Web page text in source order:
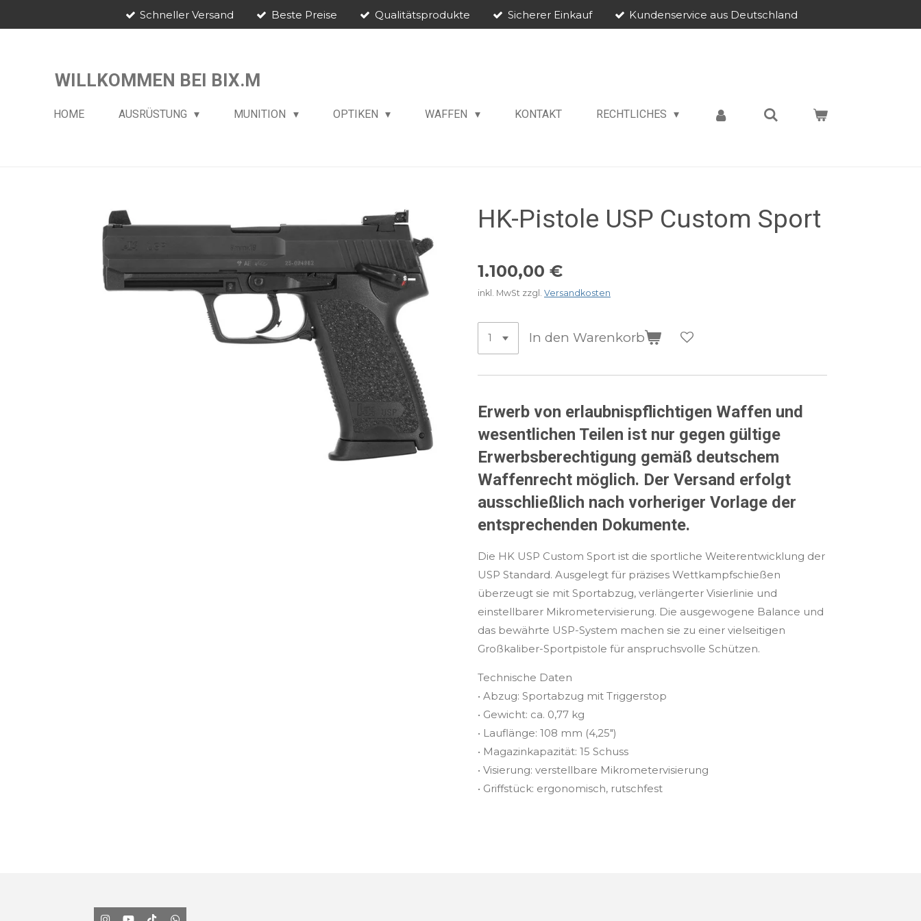
Schneller Versand Beste Preise Qualitätsprodukte Sicherer Einkauf Kundenservice aus Deutschland
WILLKOMMEN BEI BIX.M
HOME AUSRÜSTUNG MUNITION OPTIKEN WAFFEN KONTAKT RECHTLICHES
HK-Pistole USP Custom Sport
1.100,00 €
inkl. MwSt zzgl. Versandkosten
In den Warenkorb
Erwerb von erlaubnispflichtigen Waffen und
wesentlichen Teilen ist nur gegen gültige
Erwerbsberechtigung gemäß deutschem
Waffenrecht möglich. Der Versand erfolgt
ausschließlich nach vorheriger Vorlage der
entsprechenden Dokumente.
Die HK USP Custom Sport ist die sportliche Weiterentwicklung der
USP Standard. Ausgelegt für präzises Wettkampfschießen
überzeugt sie mit Sportabzug, verlängerter Visierlinie und
einstellbarer Mikrometervisierung. Die ausgewogene Balance und
das bewährte USP-System machen sie zu einer vielseitigen
Großkaliber-Sportpistole für anspruchsvolle Schützen.
Technische Daten
• Abzug: Sportabzug mit Triggerstop
• Gewicht: ca. 0,77 kg
• Lauflänge: 108 mm (4,25")
• Magazinkapazität: 15 Schuss
• Visierung: verstellbare Mikrometervisierung
• Griffstück: ergonomisch, rutschfest